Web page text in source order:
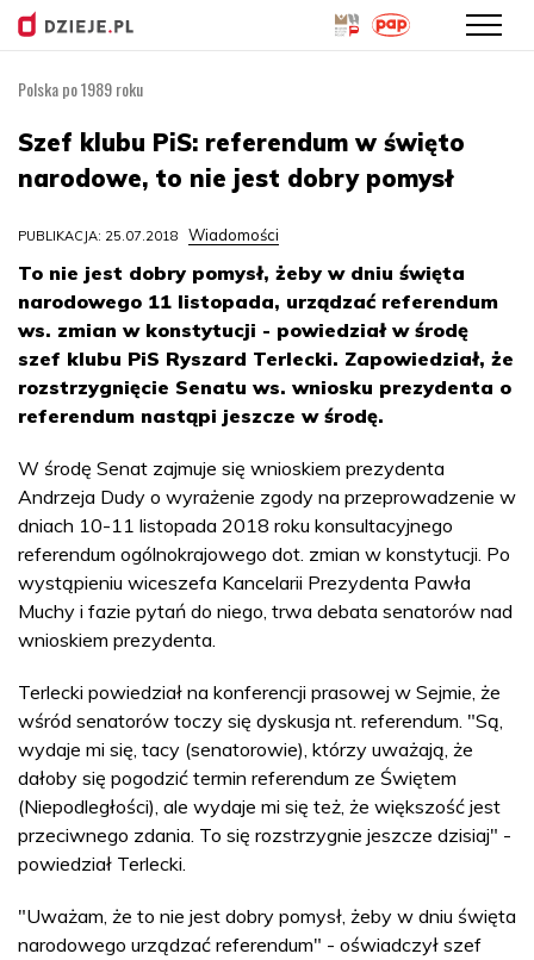
treści
Polska po 1989 roku
Szef klubu PiS: referendum w święto
narodowe, to nie jest dobry pomysł
PUBLIKACJA: 25.07.2018 Wiadomości
To nie jest dobry pomysł, żeby w dniu święta
narodowego 11 listopada, urządzać referendum
ws. zmian w konstytucji - powiedział w środę
szef klubu PiS Ryszard Terlecki. Zapowiedział, że
rozstrzygnięcie Senatu ws. wniosku prezydenta o
referendum nastąpi jeszcze w środę.
W środę Senat zajmuje się wnioskiem prezydenta
Andrzeja Dudy o wyrażenie zgody na przeprowadzenie w
dniach 10-11 listopada 2018 roku konsultacyjnego
referendum ogólnokrajowego dot. zmian w konstytucji. Po
wystąpieniu wiceszefa Kancelarii Prezydenta Pawła
Muchy i fazie pytań do niego, trwa debata senatorów nad
wnioskiem prezydenta.
Terlecki powiedział na konferencji prasowej w Sejmie, że
wśród senatorów toczy się dyskusja nt. referendum. "Są,
wydaje mi się, tacy (senatorowie), którzy uważają, że
dałoby się pogodzić termin referendum ze Świętem
(Niepodległości), ale wydaje mi się też, że większość jest
przeciwnego zdania. To się rozstrzygnie jeszcze dzisiaj" -
powiedział Terlecki.
"Uważam, że to nie jest dobry pomysł, żeby w dniu święta
narodowego urządzać referendum" - oświadczył szef